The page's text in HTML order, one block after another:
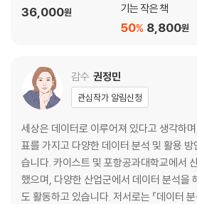
36,000원
기는 작은 책
8,800원
50%
감수 권정민
관심작가 알림신청
세상은 데이터로 이루어져 있다고 생각하
표를 가지고 다양한 데이터 분석 및 활용
습니다. 카이스트 및 포항공과대학교에서
했으며, 다양한 산업군에서 데이터 분석을
도 활동하고 있습니다. 저서로는 『데이터 분